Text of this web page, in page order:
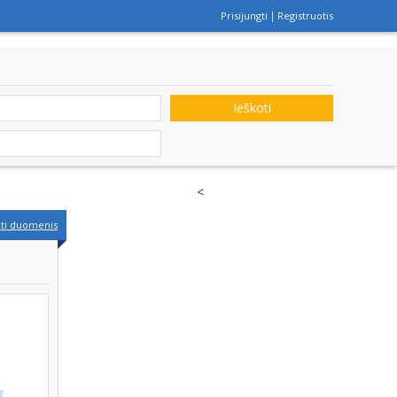
Prisijungti Registruotis
Ieškoti
duomenis
<